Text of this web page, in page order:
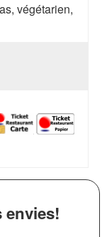
végétarien,
envies!